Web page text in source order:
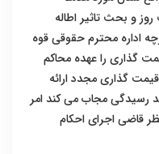
و بحث تاثیر اطاله
اداره محترم حقوقی قوه
گذاری را عهده محاکم
گذاری مجدد ارائه
رسیدگی مجاب می کند امر
قاضی اجرای احکام